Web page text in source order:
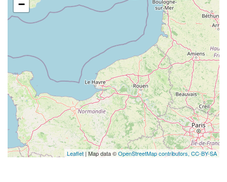
−
Leaflet | Map data ©OpenStreetMap contributors, CC-BY-SA